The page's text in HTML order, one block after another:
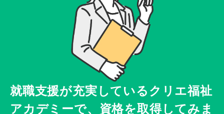
就職支援が充実している クリエ福祉
アカデミーで、 資格を取得してみま